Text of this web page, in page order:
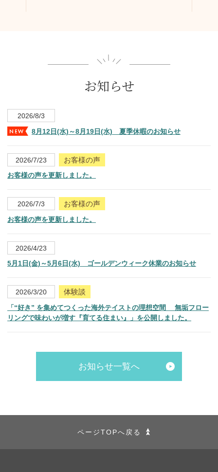
お知らせ
2026/8/3
8月12日(水)～8月19日(水) 夏季休暇のお知らせ
2026/7/23 お客様の声
お客様の声を更新しました。
2026/7/3 お客様の声
お客様の声を更新しました。
2026/4/23
5月1日(金)～5月6日(水) ゴールデンウィーク休業のお知らせ
2026/3/20 体験談
「“好き” を集めてつくった海外テイストの理想空間 無垢フロー
リングで味わいが増す『育てる住まい』」を公開しました。
お知らせ一覧へ
ページTOPへ戻る